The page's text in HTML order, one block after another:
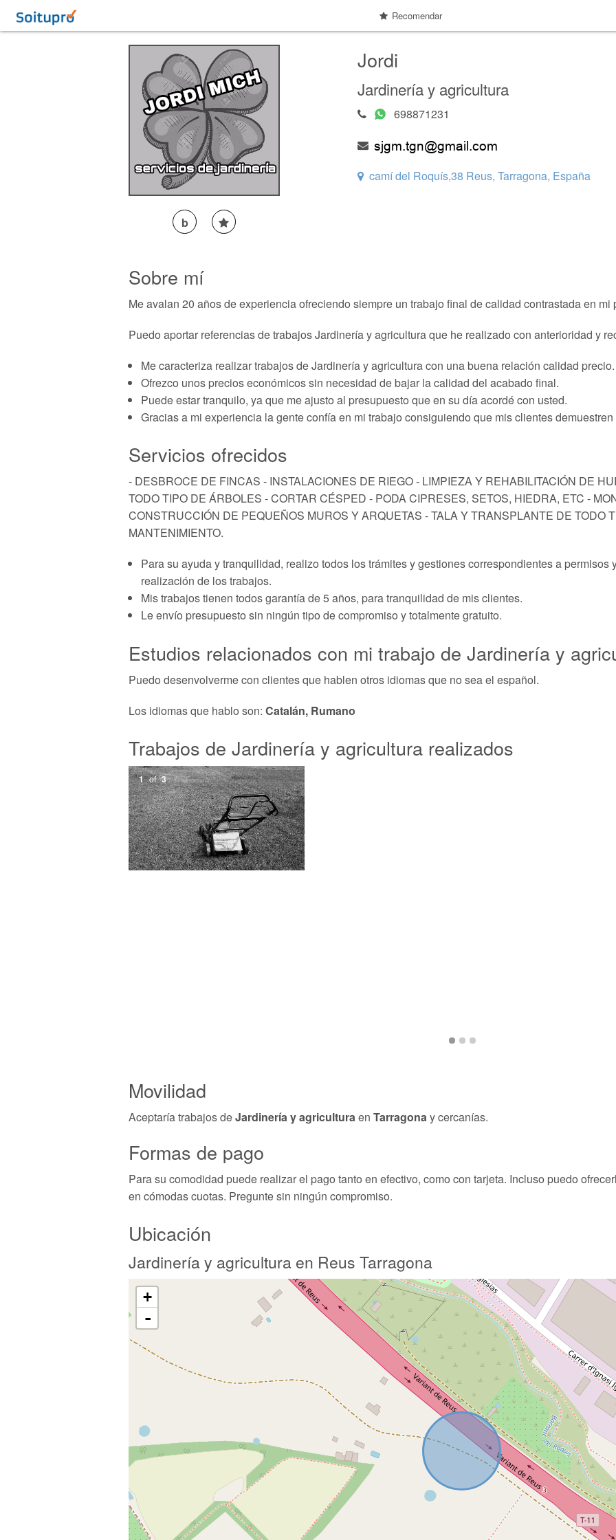
Recomendar
b
Jordi
Jardinería y agricultura
698871231
camí del Roquís,38 Reus, Tarragona, España
Sobre mí
Me avalan 20 años de experiencia ofreciendo siempre un trabajo final de calidad contrastada en
Puedo aportar referencias de trabajos Jardinería y agricultura que he realizado con anterioridad y
Me caracteriza realizar trabajos de Jardinería y agricultura con una buena relación calidad precio.
Ofrezco unos precios económicos sin necesidad de bajar la calidad del acabado final.
Puede estar tranquilo, ya que me ajusto al presupuesto que en su día acordé con usted.
Gracias a mi experiencia la gente confía en mi trabajo consiguiendo que mis clientes
Servicios ofrecidos
- DESBROCE DE FINCAS - INSTALACIONES DE RIEGO - LIMPIEZA Y REHABILITACIÓN DE
TODO TIPO DE ÁRBOLES - CORTAR CÉSPED - PODA CIPRESES, SETOS, HIEDRA, ETC -
CONSTRUCCIÓN DE PEQUEÑOS MUROS Y ARQUETAS - TALA Y TRANSPLANTE DE TODO
MANTENIMIENTO.
Para su ayuda y tranquilidad, realizo todos los trámites y gestiones correspondientes a permisos
realización de los trabajos.
Mis trabajos tienen todos garantía de 5 años, para tranquilidad de mis clientes.
Le envío presupuesto sin ningún tipo de compromiso y totalmente gratuito.
Estudios relacionados con mi trabajo de Jardinería y
Puedo desenvolverme con clientes que hablen otros idiomas que no sea el español.
Los idiomas que hablo son: Catalán, Rumano
Trabajos de Jardinería y agricultura realizados
1 of 3
Movilidad
Aceptaría trabajos deJardinería y agriculturaen Tarragonay cercanías.
Formas de pago
Para su comodidad puede realizar el pago tanto en efectivo, como con tarjeta. Incluso puedo
en cómodas cuotas. Pregunte sin ningún compromiso.
Ubicación
Jardinería y agricultura en Reus Tarragona
+
-